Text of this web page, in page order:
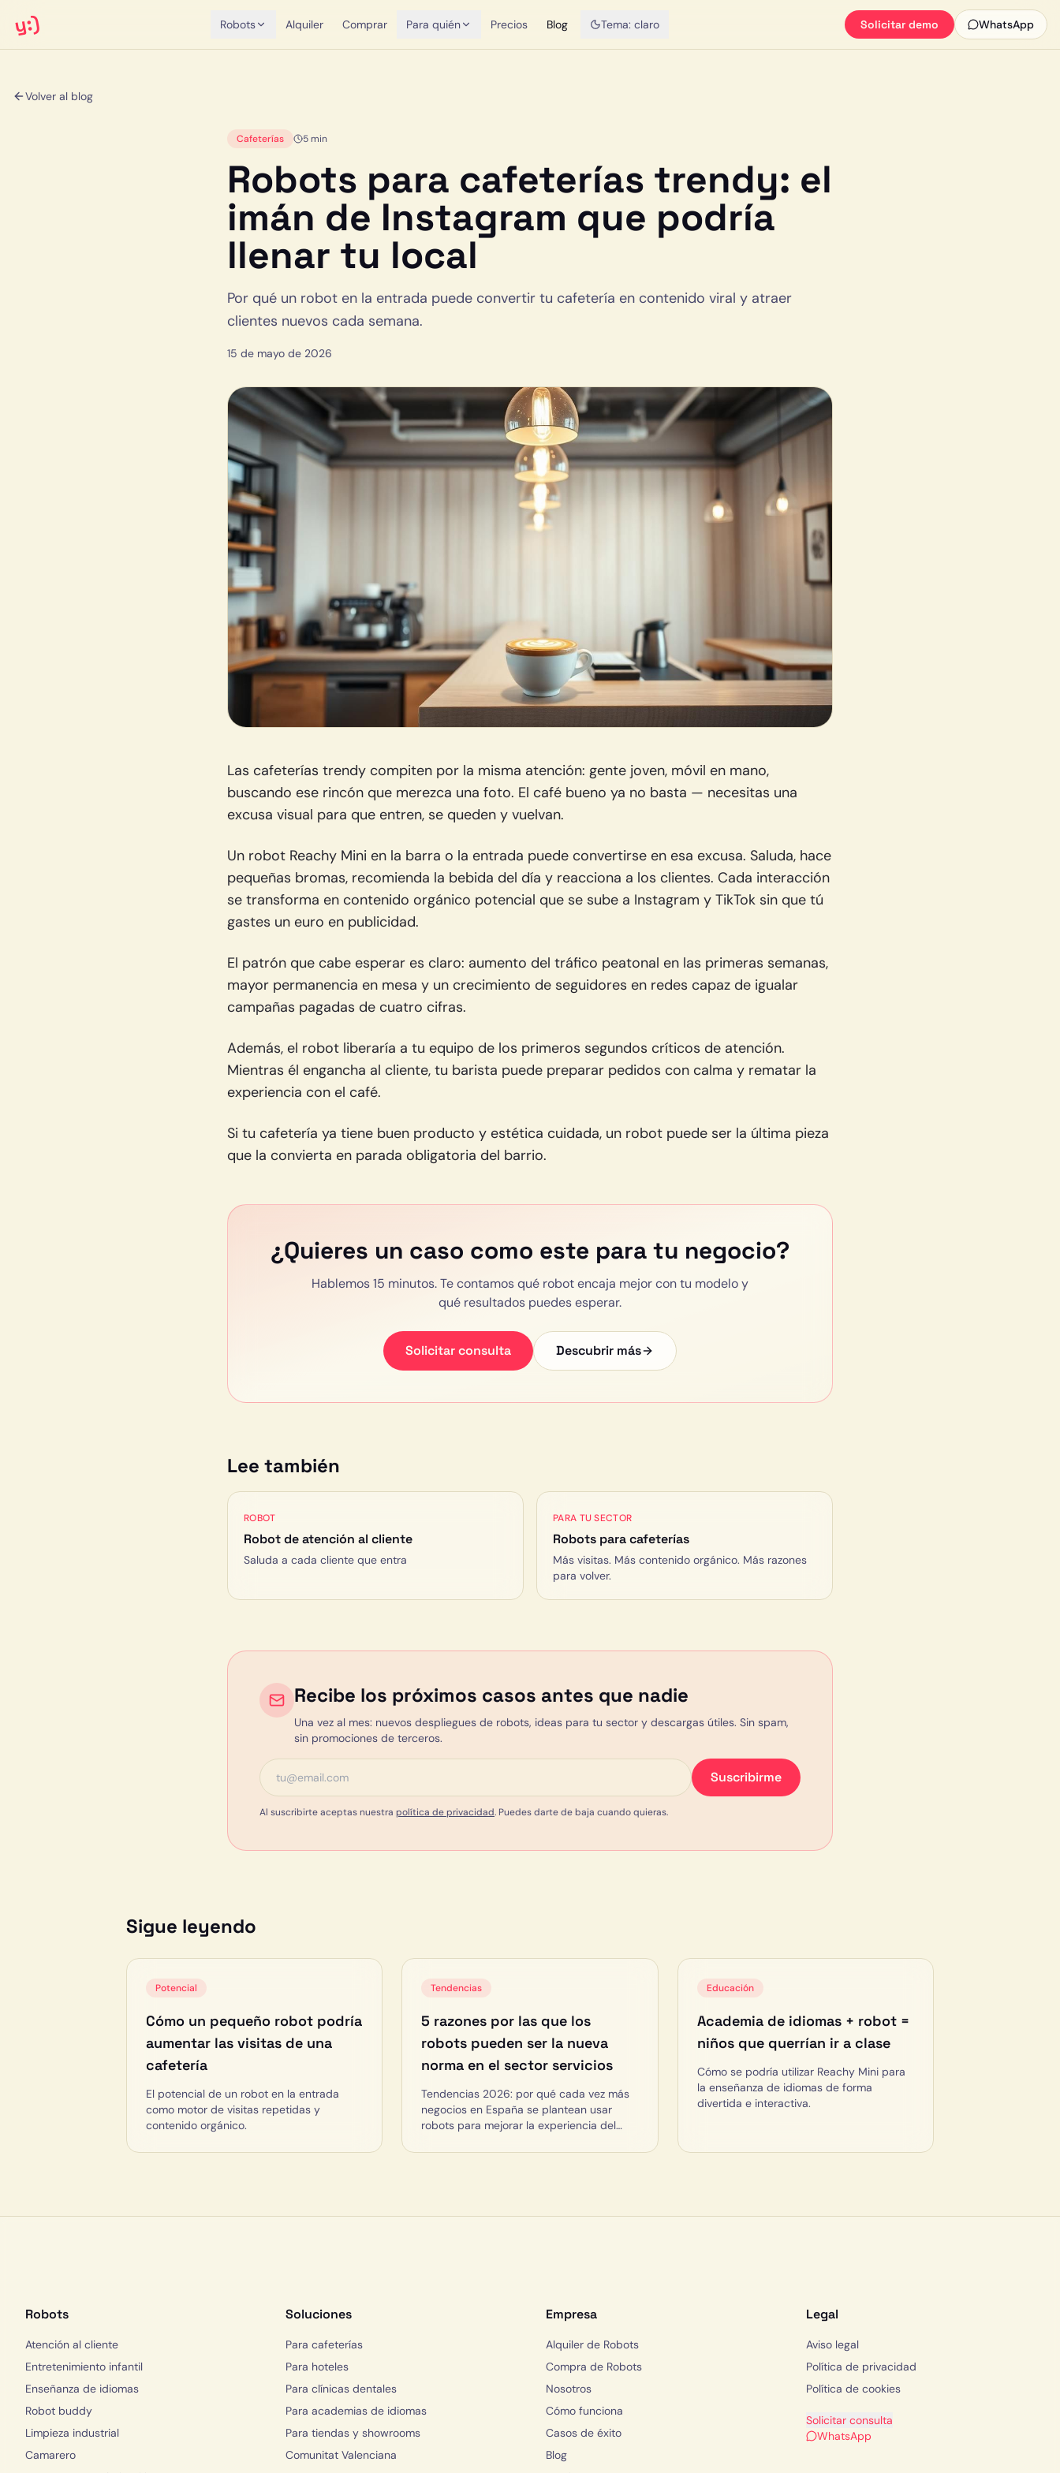
y:) Robots Alquiler Comprar Para quién Precios Blog Tema: claro Solicitar demo WhatsApp
Volver al blog
Cafeterías 5 min
Robots para cafeterías trendy: el
imán de Instagram que podría
llenar tu local
Por qué un robot en la entrada puede convertir tu cafetería en contenido viral y atraer
clientes nuevos cada semana.
15 de mayo de 2026
Las cafeterías trendy compiten por la misma atención: gente joven, móvil en mano,
buscando ese rincón que merezca una foto. El café bueno ya no basta — necesitas una
excusa visual para que entren, se queden y vuelvan.
Un robot Reachy Mini en la barra o la entrada puede convertirse en esa excusa. Saluda, hace
pequeñas bromas, recomienda la bebida del día y reacciona a los clientes. Cada interacción
se transforma en contenido orgánico potencial que se sube a Instagram y TikTok sin que tú
gastes un euro en publicidad.
El patrón que cabe esperar es claro: aumento del tráfico peatonal en las primeras semanas,
mayor permanencia en mesa y un crecimiento de seguidores en redes capaz de igualar
campañas pagadas de cuatro cifras.
Además, el robot liberaría a tu equipo de los primeros segundos críticos de atención.
Mientras él engancha al cliente, tu barista puede preparar pedidos con calma y rematar la
experiencia con el café.
Si tu cafetería ya tiene buen producto y estética cuidada, un robot puede ser la última pieza
que la convierta en parada obligatoria del barrio.
¿Quieres un caso como este para tu negocio?
Hablemos 15 minutos. Te contamos qué robot encaja mejor con tu modelo y
qué resultados puedes esperar.
Solicitar consulta Descubrir más
Lee también
ROBOT
Robot de atención al cliente
Saluda a cada cliente que entra
PARA TU SECTOR
Robots paracafeterías
Más visitas. Más contenido orgánico. Más razones
para volver.
Recibe los próximos casos antes que nadie
Una vez al mes: nuevos despliegues de robots, ideas para tu sector y descargas útiles. Sin spam,
sin promociones de terceros.
Suscribirme
Al suscribirte aceptas nuestra política de privacidad. Puedes darte de baja cuando quieras.
Sigue leyendo
Potencial
Cómo un pequeño robot podría
aumentar las visitas de una
cafetería
El potencial de un robot en la entrada
como motor de visitas repetidas y
contenido orgánico.
Tendencias
5 razones por las que los
robots pueden ser la nueva
norma en el sector servicios
Tendencias 2026: por qué cada vez más
negocios en España se plantean usar
robots para mejorar la experiencia del
Educación
Academia de idiomas + robot =
niños que querrían ir a clase
Cómo se podría utilizar Reachy Mini para
la enseñanza de idiomas de forma
divertida e interactiva.
Robots
Atención al cliente
Entretenimiento infantil
Enseñanza de idiomas
Robot buddy
Limpieza industrial
Camarero
Soluciones
Para cafeterías
Para hoteles
Para clínicas dentales
Para academias de idiomas
Para tiendas y showrooms
Comunitat Valenciana
Empresa
Alquiler de Robots
Compra de Robots
Nosotros
Cómo funciona
Casos de éxito
Blog
Legal
Aviso legal
Política de privacidad
Política de cookies
Solicitar consulta
WhatsApp